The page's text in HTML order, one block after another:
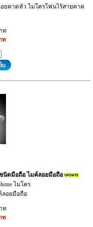
ลอยคาดหัว ไมโครโฟนไร้สายคาด
ท
ท
ชนิดมือถือ ไมค์ลอยมือถือ
ไมโคร
ลอยมือถือ
ท
ท